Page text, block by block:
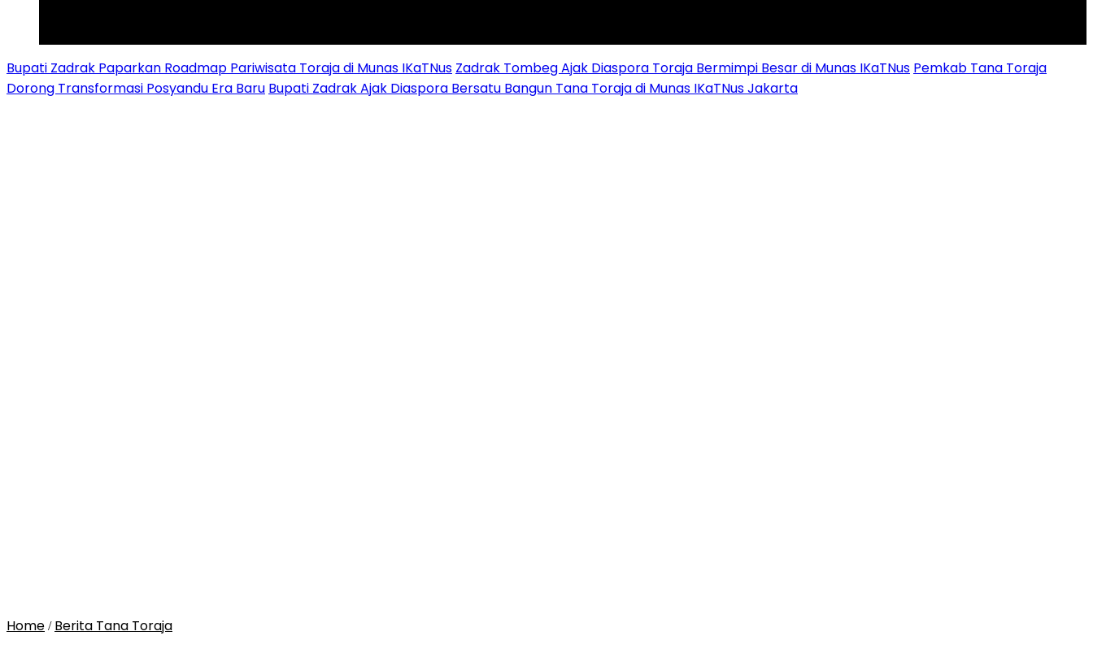
Bupati Zadrak Paparkan Roadmap Pariwisata Toraja di Munas IKaTNus Zadrak Tombeg Ajak Diaspora Toraja Bermimpi Besar di Munas IKaTNus Pemkab Tana Toraja
Dorong Transformasi Posyandu Era Baru Bupati Zadrak Ajak Diaspora Bersatu Bangun Tana Toraja di Munas IKaTNus Jakarta
Home / Berita Tana Toraja